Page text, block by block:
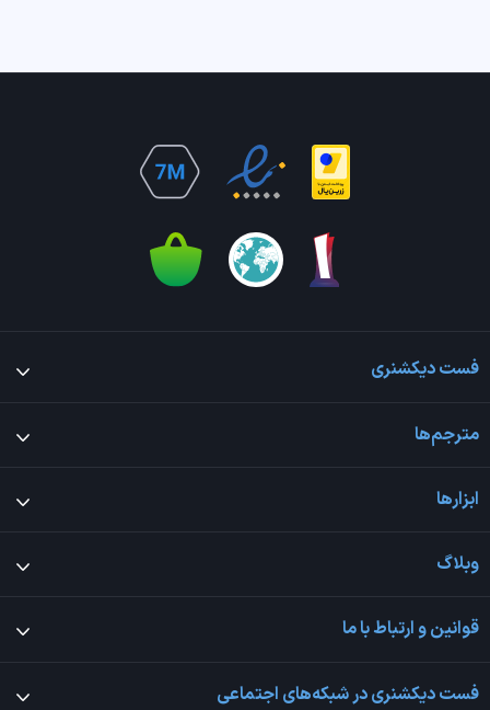
فست دیکشنری
مترجم‌ها
ابزارها
وبلاگ
قوانین و ارتباط با ما
فست دیکشنری در شبکه‌های اجتماعی